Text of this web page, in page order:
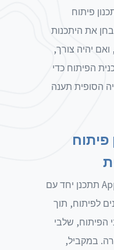
פיתוח
את היתכנות
ואם יהיה צורך,
הפיתוח כדי
הסופית תענה
פיתוח
Appar Technologies תתכנן יחד עם
לפיתוח, תוך
הפיתוח, שלבי
במקביל,